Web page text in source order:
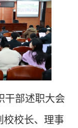
干部述职大会
校校长、理事